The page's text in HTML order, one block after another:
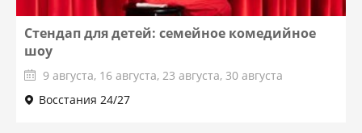
Стендап для детей: семейное комедийное
шоу
9 августа, 16 августа, 23 августа, 30 августа
Восстания 24/27